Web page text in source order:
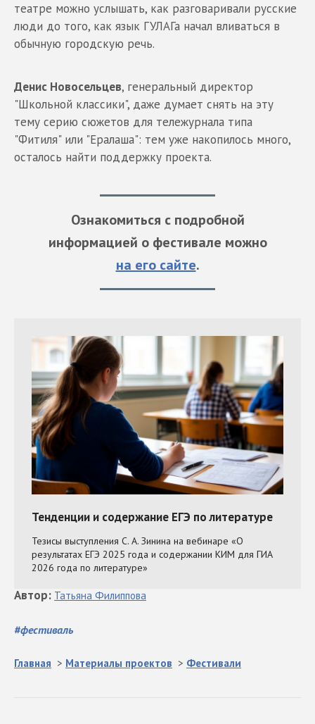
театре можно услышать, как разговаривали русские
люди до того, как язык ГУЛАГа начал вливаться в
обычную городскую речь.
Денис Новосельцев, генеральный директор
"Школьной классики", даже думает снять на эту
тему серию сюжетов для тележурнала типа
"Фитиля" или "Ералаша": тем уже накопилось много,
осталось найти поддержку проекта.
Ознакомиться с подробной
информацией о фестивале можно
на его сайте.
#фестиваль
Автор: Татьяна Филиппова
Главная > Материалы проектов > Фестивали